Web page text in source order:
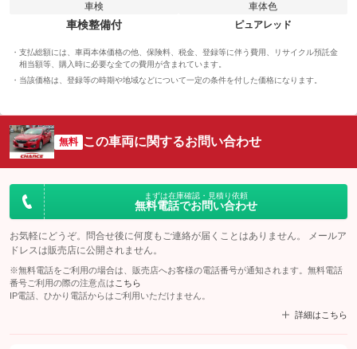
車検
車検整備付
車体色
ピュアレッド
支払総額には、車両本体価格の他、保険料、税金、登録等に伴う費用、リサイクル預託金
相当額等、購入時に必要な全ての費用が含まれています。
当該価格は、登録等の時期や地域などについて一定の条件を付した価格になります。
無料 この車両に関するお問い合わせ
まずは在庫確認・見積り依頼
無料電話でお問い合わせ
お気軽にどうぞ。問合せ後に何度もご連絡が届くことはありません。 メールア
ドレスは販売店に公開されません。
※無料電話をご利用の場合は、販売店へお客様の電話番号が通知されます。無料電話
番号ご利用の際の注意点は こちら
IP電話、ひかり電話からはご利用いただけません。
詳細はこちら